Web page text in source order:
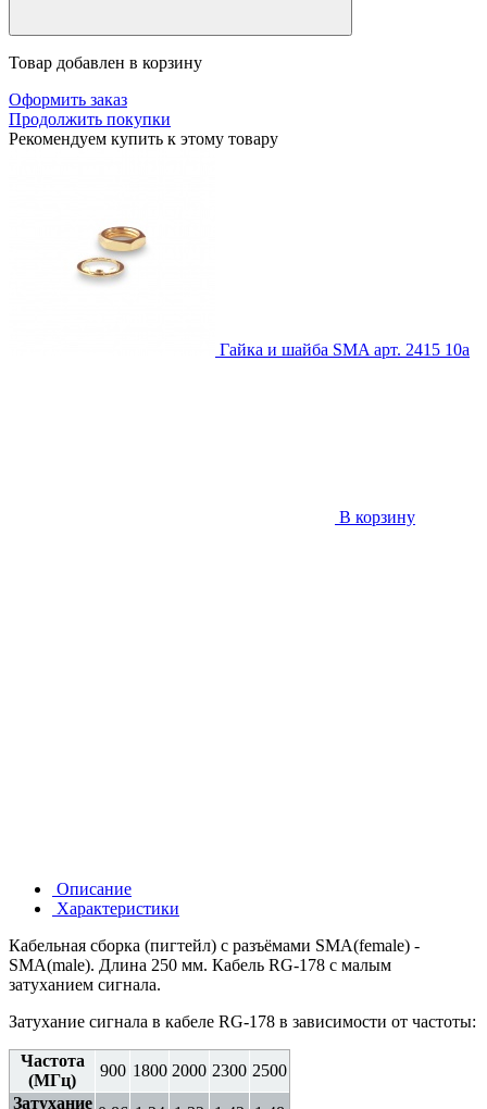
Товар добавлен в корзину
Оформить заказ
Продолжить покупки
Рекомендуем купить к этому товару
Гайка и шайба SMA арт. 2415 10a
В корзину
Описание
Характеристики
Кабельная сборка (пигтейл) с разъёмами SMA(female) -
SMA(male). Длина 250 мм. Кабель RG-178 с малым
затуханием сигнала.
Затухание сигнала в кабеле RG-178 в зависимости от частоты:
Частота
(МГц)
900 1800 2000 2300 2500
Затухание